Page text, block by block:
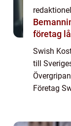
redaktionel
företag
Swish
till
Företag